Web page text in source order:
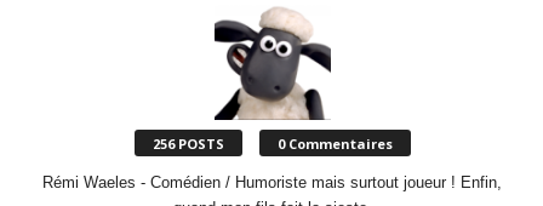
256 POSTS 0 Commentaires
Rémi Waeles - Comédien / Humoriste mais surtout joueur ! Enfin,